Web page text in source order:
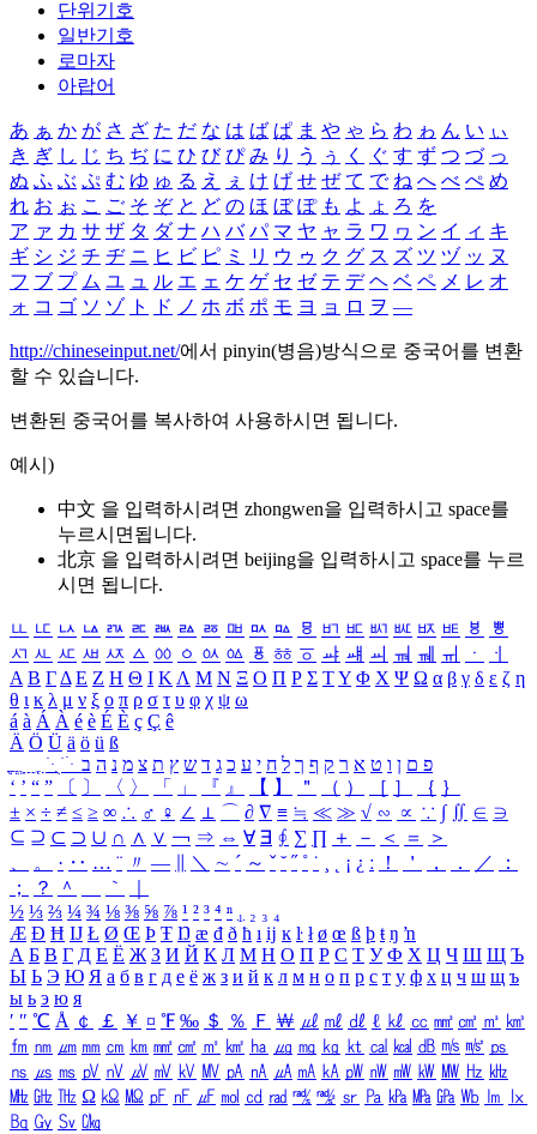
단위기호
일반기호
로마자
아랍어
あ ぁ か が さ ざ た だ な は ば ぱ ま や ゃ ら わ ゎ ん い ぃ
き ぎ し じ ち ぢ に ひ び ぴ み り う ぅ く ぐ す ず つ づ っ
ぬ ふ ぶ ぷ む ゆ ゅ る え ぇ け げ せ ぜ て で ね へ べ ぺ め
れ お ぉ こ ご そ ぞ と ど の ほ ぼ ぽ も よ ょ ろ を
ア ァ カ サ ザ タ ダ ナ ハ バ パ マ ヤ ャ ラ ワ ヮ ン イ ィ キ
ギ シ ジ チ ヂ ニ ヒ ビ ピ ミ リ ウ ゥ ク グ ス ズ ツ ヅ ッ ヌ
フ ブ プ ム ユ ュ ル エ ェ ケ ゲ セ ゼ テ デ ヘ ベ ペ メ レ オ
ォ コ ゴ ソ ゾ ト ド ノ ホ ボ ポ モ ヨ ョ ロ ヲ ―
http://chineseinput.net/에서 pinyin(병음)방식으로 중국어를 변환
할 수 있습니다.
변환된 중국어를 복사하여 사용하시면 됩니다.
예시)
中文 을 입력하시려면 zhongwen을 입력하시고 space를
누르시면됩니다.
北京 을 입력하시려면 beijing을 입력하시고 space를 누르
시면 됩니다.
ㅥ ㅦ ㅧ ㅨ ㅩ ㅪ ㅫ ㅬ ㅭ ㅮ ㅯ ㅰ ㅱ ㅲ ㅳ ㅴ ㅵ ㅶ ㅷ ㅸ
ㅹ
ㅺ ㅻ ㅼ ㅽ ㅾ ㅿ ㆀ ㆁ ㆂ ㆃ ㆄ ㆅ ㆆ ㆇ ㆈ ㆉ ㆊ ㆋ ㆌ ㆍ
ㆎ
Α Β ΓΔ Ε Ζ Η Θ Ι ΚΛ Μ Ν Ξ Ο Π Ρ Σ ΤΥ Φ Χ Ψ Ω α β γ δ ε ζ η
θ ι κ λ μ ν ξ ο π ρ σ τ υ φ χ ψ ω
á à Á À é è É È ç Ç ê
Ä Ö Ü ä ö ü ß
ִֶֹ ֻּ ׁׂ פ ם ן ו ט א ר ק ף ך ל ח י ע כ ג ד ש ץ ת צ מ נ ה ב
‘ ’ “ ” 〔 〕 〈 〉 「 」 『 』 【 】 ＂ （ ） ［ ］ ｛ ｝
± × ÷ ≠ ≤ ≥ ∞ ∴ ♂ ♀ ∠ ⊥ ⌒ ∂ ∇ ≡ ≒ ≪ ≫ √ ∽ ∝ ∵ ∫ ∬ ∈ ∋
⊆ ⊇ ⊂ ⊃ ∪ ∩ ∧ ∨ ￢ ⇒ ⇔ ∀ ∃ ∮ ∑ ∏ ＋ － ＜ ＝
＞
、
。 · ‥ … ¨ 〃 ― ＼ ∼ ´ ～ ˇ ˘ ˝ ˚ ˙ ¸ ¡ ¿ ː ！ ＇ ， ． ／
：
；
？ ＾ ｀
½ ⅓ ⅔ ¼ ¾ ⅛ ⅜ ⅝ ⅞ ¹ ² ³ ⁴ ⁿ ₁ ₂ ₃ ₄
Æ Ð Ħ Ĳ Ł Ø Œ Þ Ŧ Ŋ æ đ ð ħ ı ĳ ĸ ŀ ł ø œ ß þ ŧ ŋ ŉ
А Б В Г Д Е Ё Ж З И Й К Л М Н О П Р С Т У Ф Х Ц Ч Ш Щ Ъ
Ы Ь Э Ю Я а б в г д е ё ж з и й к л м н о п р с т у ф х ц ч ш щ ъ
ы ь э ю я
′ ″ ℃ Å ￠ ￡ ￥ ¤ ℉ ‰ ＄ ％ Ｆ ￦ ㎕ ㎖ ㎗ ℓ ㎘ ㏄ ㎣ ㎤ ㎥ ㎦
㎙ ㎚ ㎛ ㎜ ㎝ ㎞ ㎟ ㎠ ㎡ ㎢ ㏊ ㎍ ㎎ ㎏ ㏏ ㎈ ㎉ ㏈ ㎧ ㎨ ㎰
㎱ ㎲ ㎳ ㎴ ㎵ ㎶ ㎷ ㎸ ㎹ ㎀ ㎁ ㎂ ㎃ ㎄ ㎺ ㎻ ㎽ ㎾ ㎿ ㎐ ㎑
㎒ ㎓ ㎔ Ω ㏀ ㏁ ㎊ ㎋ ㎌ ㏖ ㏅ ㎭ ㎮ ㎯ ㏛ ㎩ ㎪ ㎫ ㎬ ㏝ ㏐
㏓
㏃ ㏉ ㏜ ㏆